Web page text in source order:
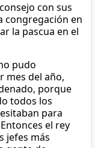
con sus
congregación en
la pascua en el
pudo
mes del año,
porque
todos los
para
el rey
jefes más